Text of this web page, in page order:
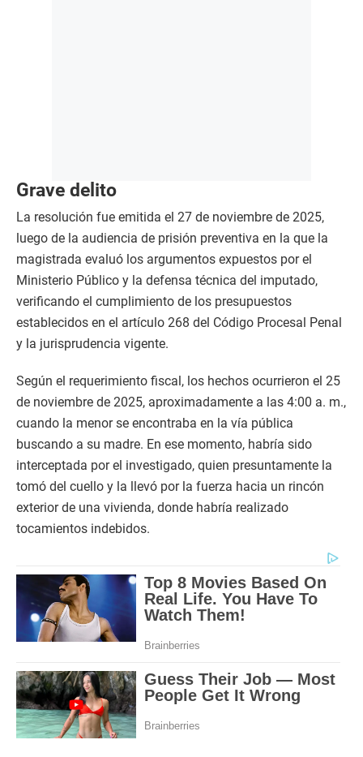
Grave delito
La resolución fue emitida el 27 de noviembre de 2025,
luego de la audiencia de prisión preventiva en la que la
magistrada evaluó los argumentos expuestos por el
Ministerio Público y la defensa técnica del imputado,
verificando el cumplimiento de los presupuestos
establecidos en el artículo 268 del Código Procesal Penal
y la jurisprudencia vigente.
Según el requerimiento fiscal, los hechos ocurrieron el 25
de noviembre de 2025, aproximadamente a las 4:00 a. m.,
cuando la menor se encontraba en la vía pública
buscando a su madre. En ese momento, habría sido
interceptada por el investigado, quien presuntamente la
tomó del cuello y la llevó por la fuerza hacia un rincón
exterior de una vivienda, donde habría realizado
tocamientos indebidos.